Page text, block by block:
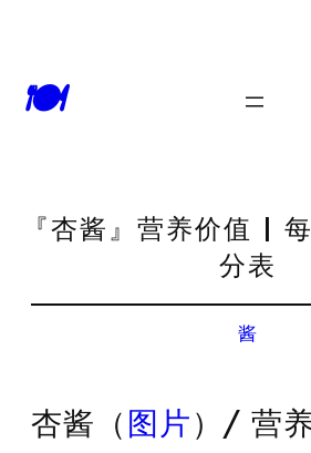
🍽
『杏酱』营养价值 |
分表
酱
杏酱（ 图片 ）/ 营